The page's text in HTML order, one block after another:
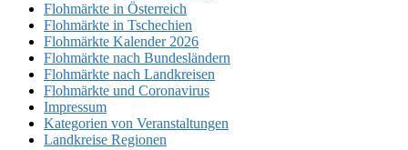
Flohmärkte in Österreich
Flohmärkte in Tschechien
Flohmärkte Kalender 2026
Flohmärkte nach Bundesländern
Flohmärkte nach Landkreisen
Flohmärkte und Coronavirus
Impressum
Kategorien von Veranstaltungen
Landkreise Regionen